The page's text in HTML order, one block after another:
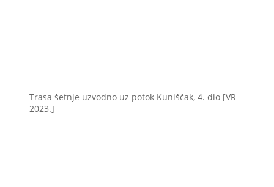
Trasa šetnje uzvodno uz potok Kuniščak, 4. dio [VR
2023.]